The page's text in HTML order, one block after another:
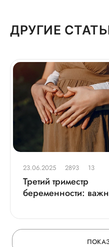
ДРУГИЕ
23.06.2025 2893 13
Третий триместр
беременности:
родам